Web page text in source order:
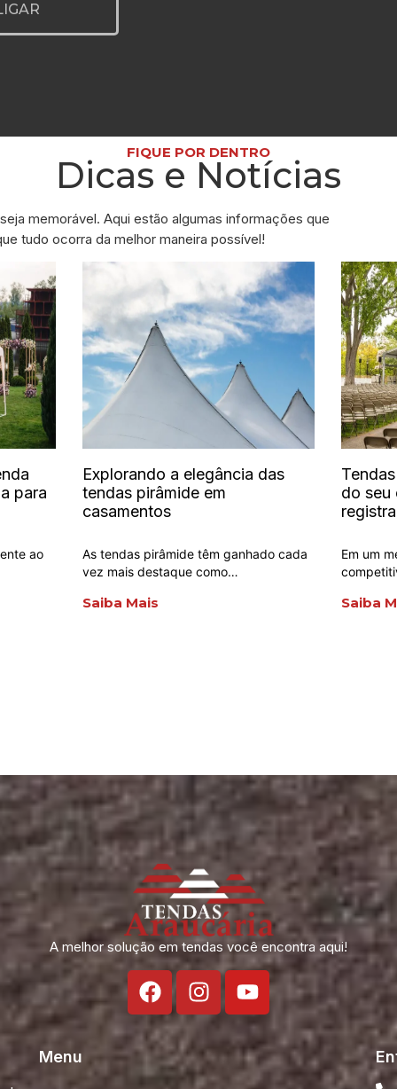
FIQUE POR DENTRO
Dicas e Notícias
memorável. Aqui estão algumas informações que
tudo ocorra da melhor maneira possível!
para
ao
Explorando a elegância das
tendas pirâmide em
casamentos
As tendas pirâmide têm ganhado cada
vez mais destaque como…
Saiba Mais
do seu
Em um
Saiba
A melhor solução em tendas você encontra aqui!
Menu